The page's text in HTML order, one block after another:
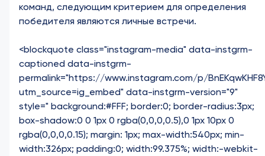
команд, следующим критерием для определения
победителя являются личные встречи.
<blockquote class="instagram-media" data-instgrm-
captioned data-instgrm-
permalink="https://www.instagram.com/p/
utm_source=ig_embed" data-instgrm-version="9"
style=" background:#FFF; border:0; border-radius:3px;
box-shadow:0 0 1px 0 rgba(0,0,0,0.5),0 1px 10px 0
rgba(0,0,0,0.15); margin: 1px; max-width:540px; min-
width:326px; padding:0; width:99.375%; width:-webkit-